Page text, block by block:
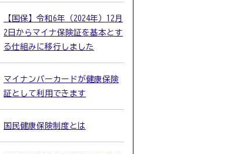
【国保】令和6年（2024年）12月
2日からマイナ保険証を基本とす
る仕組みに移行しました
マイナンバーカードが健康保険
証として利用できます
国民健康保険制度とは